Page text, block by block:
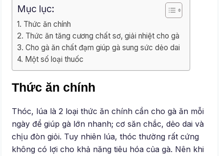
Mục lục:
Thức ăn chính
Thức ăn tăng cương chất sơ, giải nhiệt cho gà
Cho gà ăn chất đạm giúp gà sung sức dẻo dai
Một số loại thuốc
Thức ăn chính
Thóc, lúa là 2 loại thức ăn chính cần cho gà ăn mỗi
ngày để giúp gà lớn nhanh; cơ săn chắc, dẻo dai và
chịu đòn giỏi. Tuy nhiên lúa, thóc thường rất cứng
không có lợi cho khả năng tiêu hóa của gà. Nên khi